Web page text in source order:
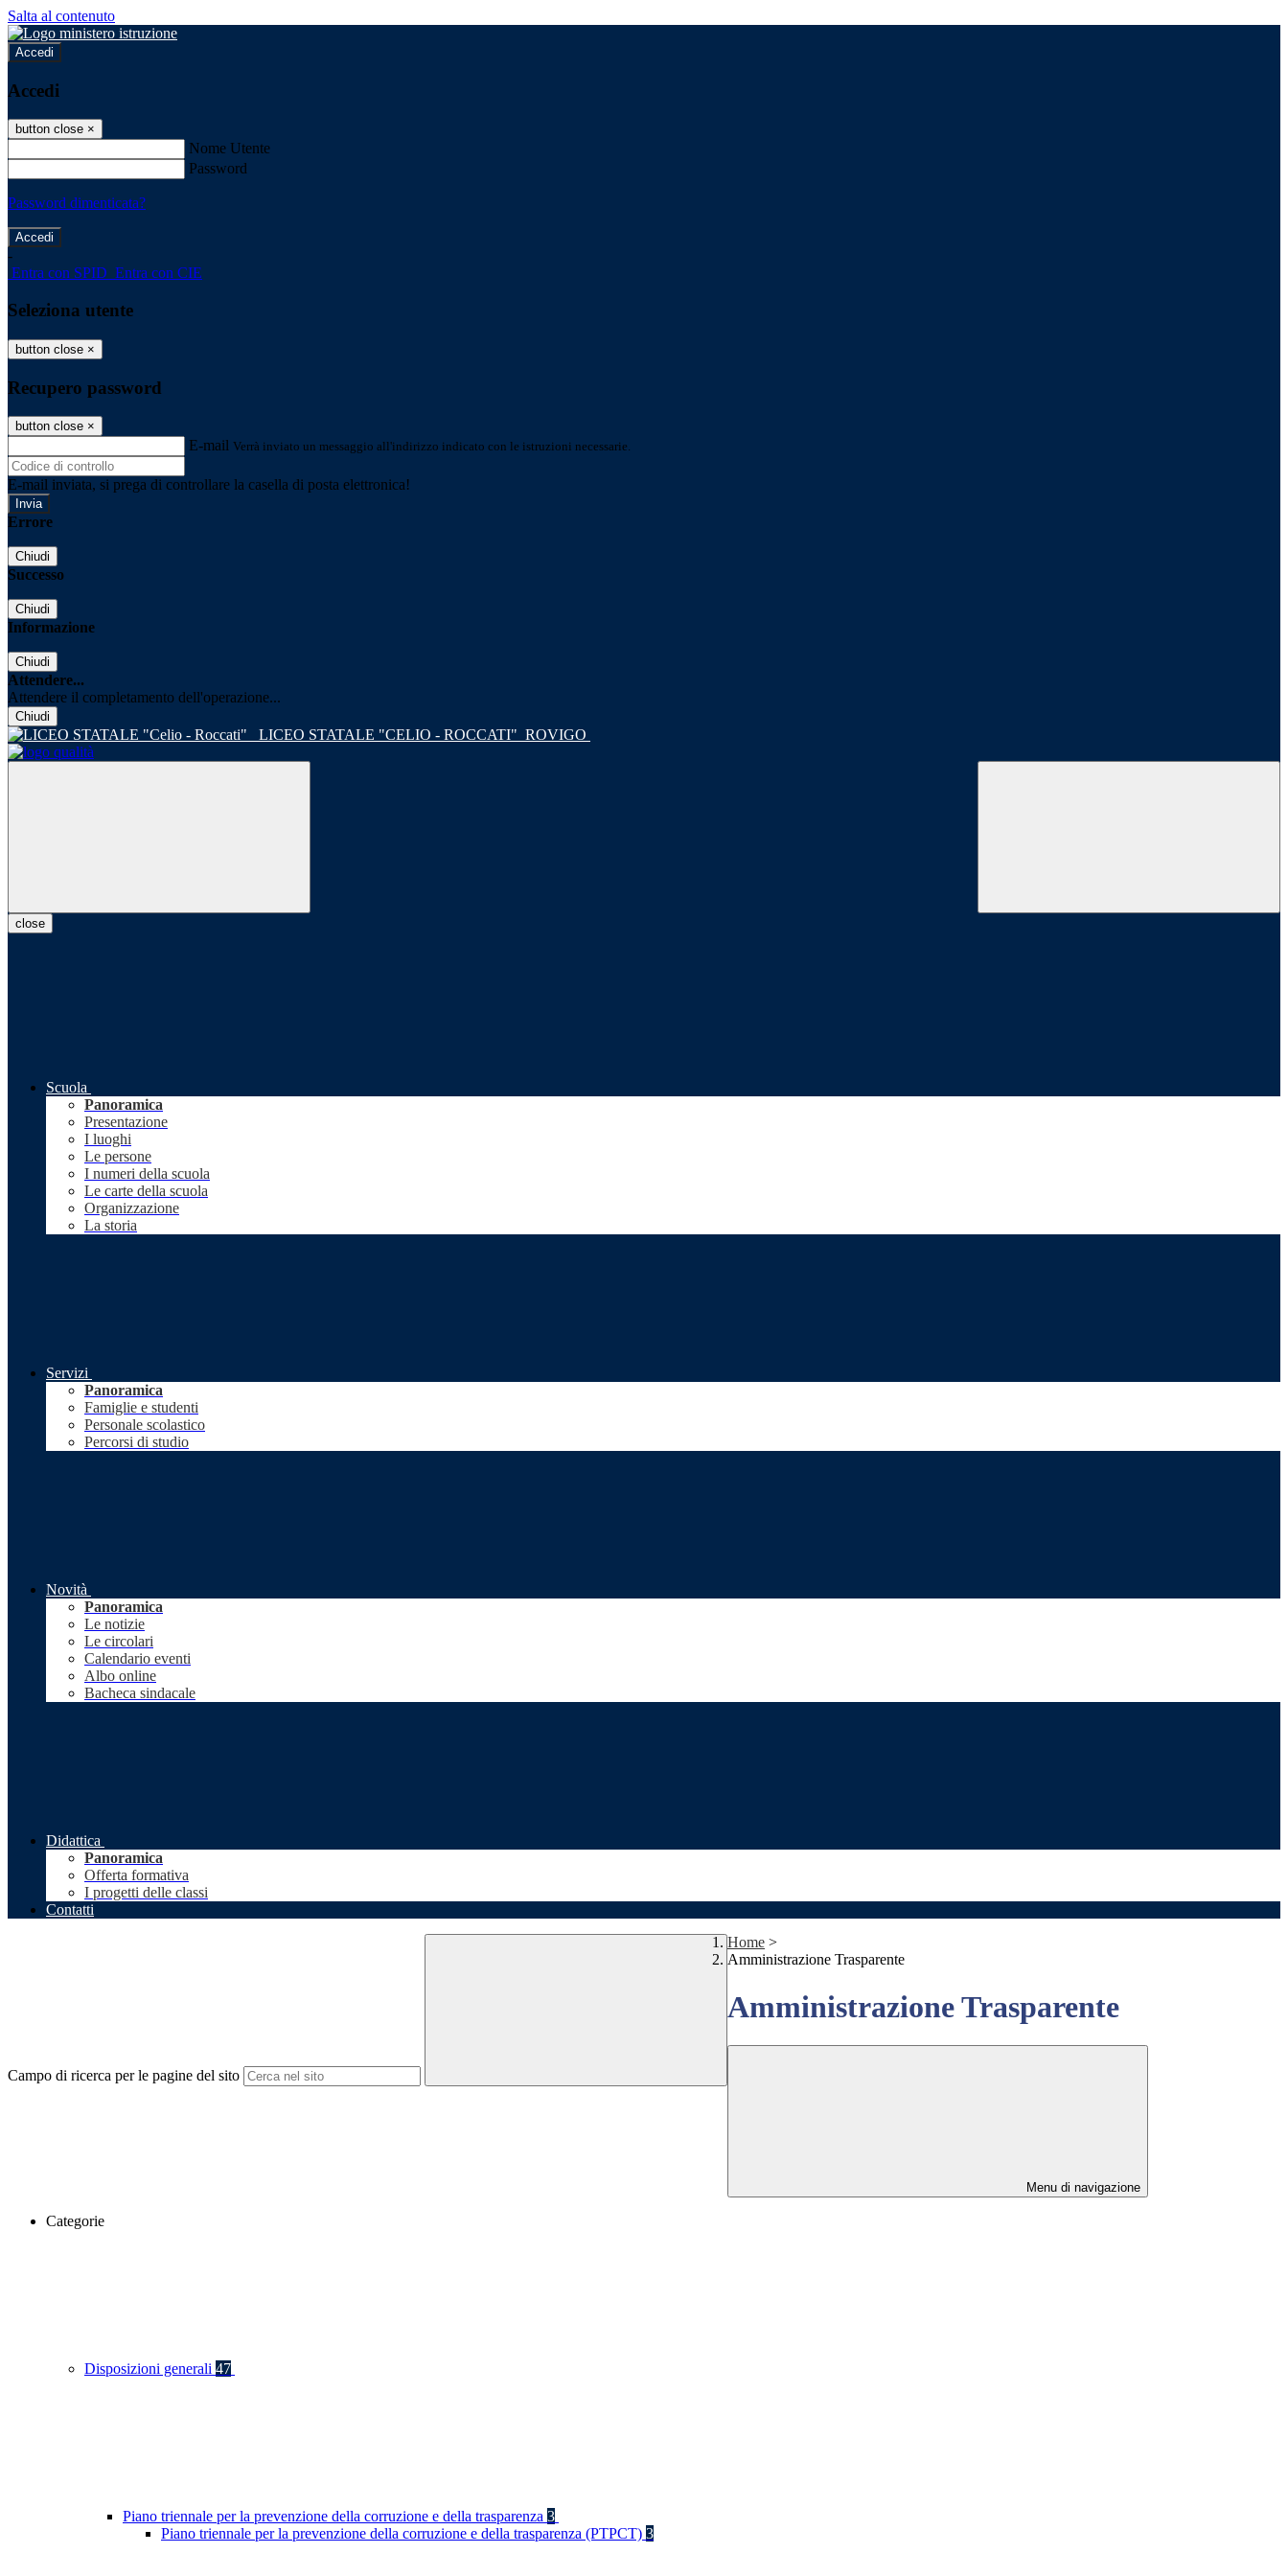
Salta al contenuto
Accedi
Accedi
button close ×
Nome Utente
Password
Password dimenticata?
-
Entra con SPID Entra con CIE
Seleziona utente
button close ×
Recupero password
button close ×
E-mail Verrà inviato un messaggio all'indirizzo indicato con le istruzioni necessarie.
E-mail inviata, si prega di controllare la casella di posta elettronica!
Errore
Chiudi
Successo
Chiudi
Informazione
Chiudi
Attendere...
Attendere il completamento dell'operazione...
Chiudi
LICEO STATALE "CELIO - ROCCATI" ROVIGO
close
Scuola
Panoramica
Presentazione
I luoghi
Le persone
I numeri della scuola
Le carte della scuola
Organizzazione
La storia
Servizi
Panoramica
Famiglie e studenti
Personale scolastico
Percorsi di studio
Novità
Panoramica
Le notizie
Le circolari
Calendario eventi
Albo online
Bacheca sindacale
Didattica
Panoramica
Offerta formativa
I progetti delle classi
Contatti
Campo di ricerca per le pagine del sito
Home >
Amministrazione Trasparente
Amministrazione Trasparente
Menu di navigazione
Categorie
Disposizioni generali 47
Piano triennale per la prevenzione della corruzione e della trasparenza 3
Piano triennale per la prevenzione della corruzione e della trasparenza (PTPCT) 3